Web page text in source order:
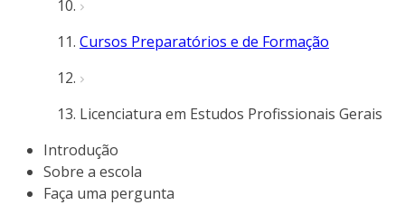
Cursos Preparatórios e de Formação
Licenciatura em Estudos Profissionais Gerais
Introdução
Sobre a escola
Faça uma pergunta